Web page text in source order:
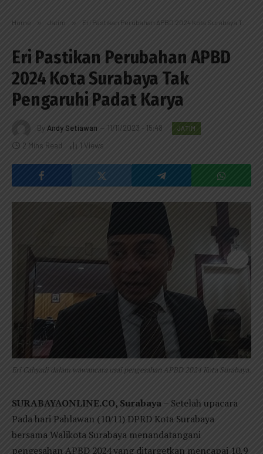
Home » Jatim » Eri Pastikan Perubahan APBD 2024 Kota Surabaya Tak Pengaruhi Padat Karya
Eri Pastikan Perubahan APBD
2024 Kota Surabaya Tak
Pengaruhi Padat Karya
ByAndy Setiawan 11/11/2023 - 15:48 JATIM
2 Mins Read 1 Views
Eri Cahyadi dalam wawancara usai pengesahan APBD 2024 Kota Surabaya.
SURABAYAONLINE.CO, Surabaya– Setelah upacara
Pada hari Pahlawan (10/11) DPRD Kota Surabaya
bersama Walikota Surabaya menandatangani
pengesahan APBD 2024 yang ditargetkan mencapai 10,9